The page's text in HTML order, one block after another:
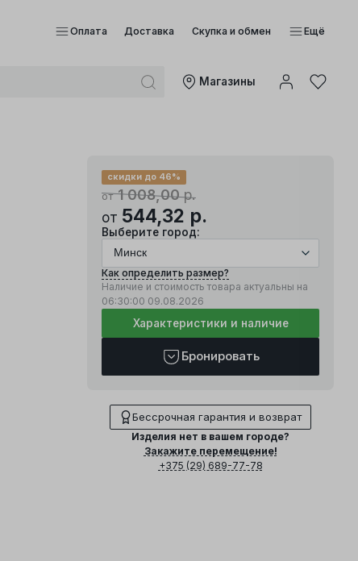
Оплата Доставка Скупка и обмен Ещё
Mагазины
от1 008,00р.
скидки до 46%
от 544,32 р.
Выберите город:
Как определить размер?
Наличие и стоимость товара актуальны на
06:30:00 09.08.2026
Характеристики и наличие
Бронировать
Бессрочная гарантия и возврат
Изделия нет в вашем городе?
Закажите перемещение!
+375 (29) 689-77-78